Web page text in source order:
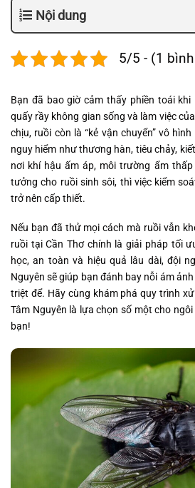
Nội dung
5/5 - (1
Bạn đã bao giờ cảm thấy phiền toái
quấy rầy không gian sống và làm việc
chịu, ruồi còn là “kẻ vận chuyển” vô
nguy hiểm như thương hàn, tiêu chảy,
nơi khí hậu ấm áp, môi trường ẩm thấp
tưởng cho ruồi sinh sôi, thì việc kiểm
trở nên cấp thiết.
Nếu bạn đã thử mọi cách mà ruồi vẫn
ruồi tại Cần Thơ chính là giải pháp tối
học, an toàn và hiệu quả lâu dài, đội
Nguyên sẽ giúp bạn đánh bay nỗi ám
triệt để. Hãy cùng khám phá quy trình
Tâm Nguyên là lựa chọn số một cho
bạn!